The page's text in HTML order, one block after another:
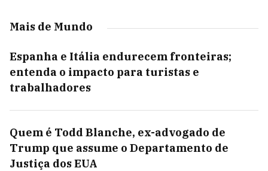
Mais de Mundo
Espanha e Itália endurecem fronteiras;
entenda o impacto para turistas e
trabalhadores
Quem é Todd Blanche, ex-advogado de
Trump que assume o Departamento de
Justiça dos EUA